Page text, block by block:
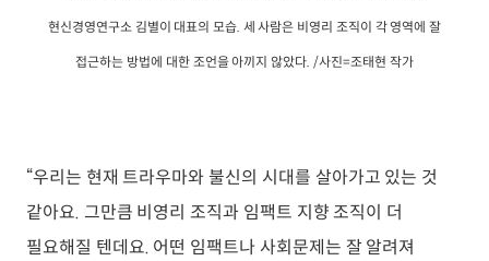
현신경영연구소 김별이 대표의 모습. 세 사람은 비영리 조직이 각 영역에 잘
접근하는 방법에 대한 조언을 아끼지 않았다. /사진=조태현 작가
“우리는 현재 트라우마와 불신의 시대를 살아가고 있는 것
같아요. 그만큼 비영리 조직과 임팩트 지향 조직이 더
필요해질 텐데요. 어떤 임팩트나 사회문제는 잘 알려져